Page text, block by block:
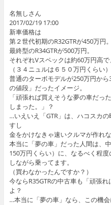
名無しさん
2017/02/19 17:00
新車価格は
第２世代初期のR32GTRが450万円。
最終型のR34GTRが500万円。
それぞれVスペックは約60万円高で
（３４ニュルは６５０万円くらい）
普通のターボモデルが250万円か
の値段」だったイメージ。
「頑張れば買えそうな夢の車だっ
しまった。」？
…いえいえ「GTR」は、ハコスカ
すし
金をかけなきゃ速いクルマが作れ
本当に「夢の車」だった人間は、
150万円くらい）に、なるべく程
しながら乗ってます。
（買わなかったんですか？）
今ならR35GTRの中古車も「頑張
よ？
…本当に「夢の車」なら、この機会